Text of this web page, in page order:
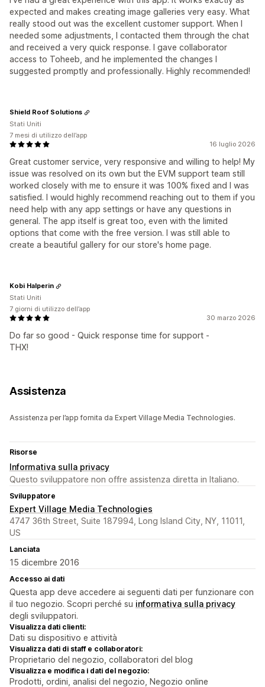
expected and makes creating image galleries very easy. What
really stood out was the excellent customer support. When I
needed some adjustments, I contacted them through the chat
and received a very quick response. I gave collaborator
access to Toheeb, and he implemented the changes I
suggested promptly and professionally. Highly recommended!
16 luglio 2026
Great customer service, very responsive and willing to help! My
issue was resolved on its own but the EVM support team still
worked closely with me to ensure it was 100% fixed and I was
satisfied. I would highly recommend reaching out to them if you
need help with any app settings or have any questions in
general. The app itself is great too, even with the limited
options that come with the free version. I was still able to
create a beautiful gallery for our store's home page.
Shield Roof Solutions
Stati Uniti
7 mesi di utilizzo dell’app
30 marzo 2026
Do far so good - Quick response time for support -
THX!
Kobi Halperin
Stati Uniti
7 giorni di utilizzo dell’app
Assistenza
Assistenza per l’app fornita da Expert Village Media Technologies.
Risorse
Informativa sulla privacy
Questo sviluppatore non offre assistenza diretta in Italiano.
Sviluppatore
Expert Village Media Technologies
4747 36th Street, Suite 187994, Long Island City, NY, 11011,
US
Lanciata
15 dicembre 2016
Accesso ai dati
Questa app deve accedere ai seguenti dati per funzionare con
il tuo negozio. Scopri perché su informativa sulla privacy
degli sviluppatori.
Visualizza dati clienti:
Dati su dispositivo e attività
Visualizza dati di staff e collaboratori:
Proprietario del negozio, collaboratori del blog
Visualizza e modifica i dati del negozio:
Prodotti, ordini, analisi del negozio, Negozio online